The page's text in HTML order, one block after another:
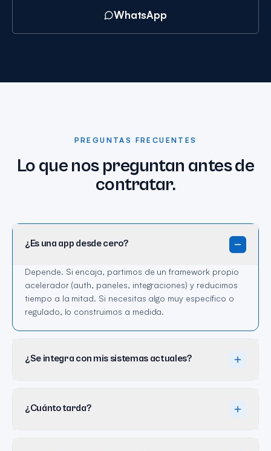
WhatsApp
PREGUNTAS FRECUENTES
Lo que nos preguntan antes de
contratar.
¿Es una app desde cero?
Depende. Si encaja, partimos de un framework propio
acelerador (auth, paneles, integraciones) y reducimos
tiempo a la mitad. Si necesitas algo muy específico o
regulado, lo construimos a medida.
¿Se integra con mis sistemas actuales?
¿Cuánto tarda?